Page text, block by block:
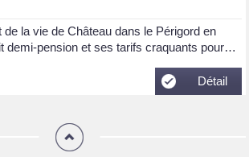
de la vie de Château dans le Périgord en
demi-pension et ses tarifs craquants pour…
Détail